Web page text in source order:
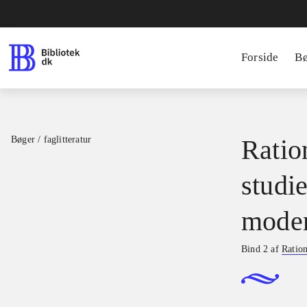
Forside
Bøger / faglitteratur
Bind 2 af